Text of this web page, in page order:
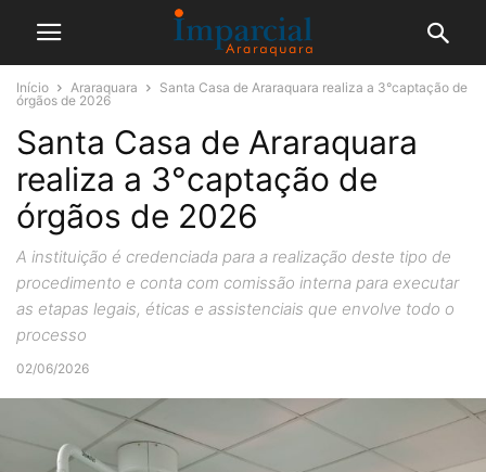
Início Araraquara
Santa Casa de Araraquara realiza a 3°captação de
órgãos de 2026
Santa Casa de Araraquara
realiza a 3°captação de
órgãos de 2026
A instituição é credenciada para a realização deste tipo de
procedimento e conta com comissão interna para executar
as etapas legais, éticas e assistenciais que envolve todo o
processo
02/06/2026